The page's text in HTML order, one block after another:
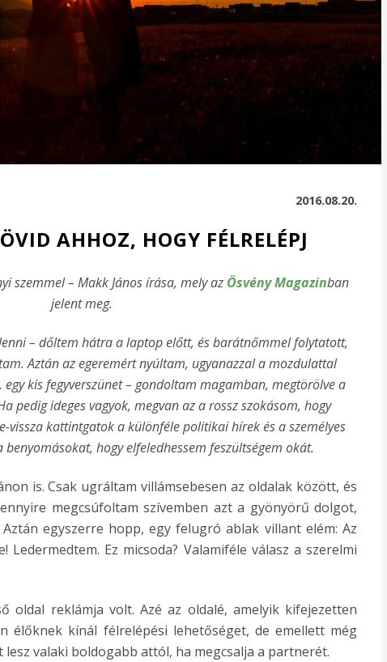
2016.08.20.
AHHOZ, HOGY FÉLRELÉPJ
szemmel – Makk János írása, mely az Ösvény Magazinban
jelent meg.
– dőltem hátra a laptop előtt, és barátnőmmel folytatott,
Aztán az egeremért nyúltam, ugyanazzal a mozdulattal
kis fegyverszünet – gondoltam magamban, megtörölve a
pedig ideges vagyok, megvan az a rossz szokásom, hogy
vissza kattintgatok a különféle politikai hírek és a személyes
hogy elfeledhessem feszültségem okát.
is. Csak ugráltam villámsebesen az oldalak között, és
megcsúfoltam szívemben azt a gyönyörű dolgot,
egyszerre hopp, egy felugró ablak villant elém: Az
Ez micsoda? Valamiféle válasz a szerelmi
oldal reklámja volt. Azé az oldalé, amelyik kifejezetten
élőknek kínál félrelépési lehetőséget, de emellett még
valaki boldogabb attól, ha megcsalja a partnerét.